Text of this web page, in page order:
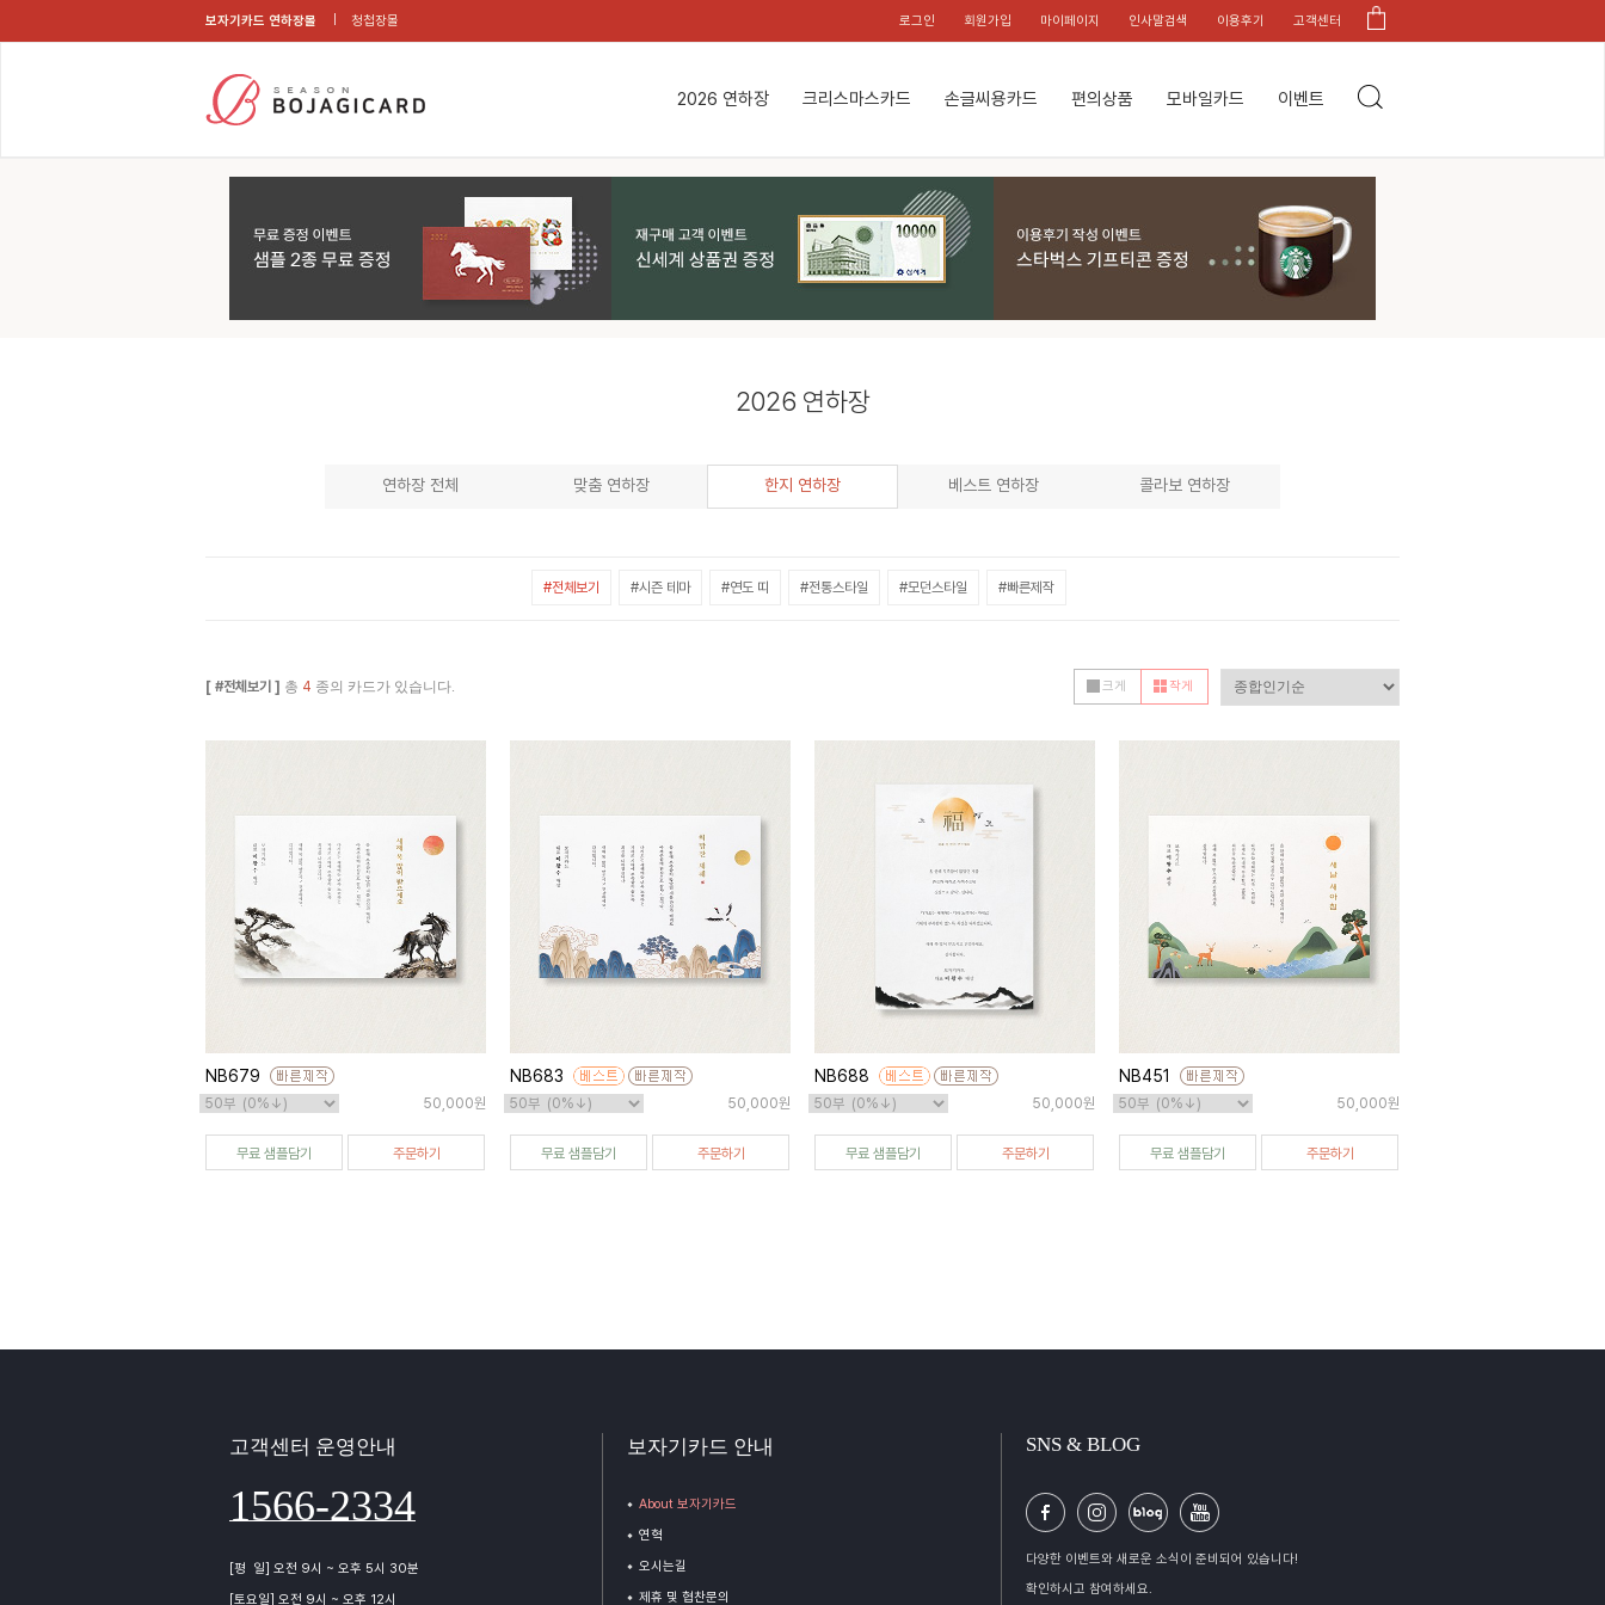
보자기카드 연하장몰 청첩장몰 로그인 회원가입 마이페이지 인사말검색 이용후기 고객센터
2026 연하장 크리스마스카드 손글씨용카드 편의상품 모바일카드 이벤트
2026 연하장
연하장 전체 맞춤 연하장 한지 연하장 베스트 연하장 콜라보 연하장
#전체보기 #시즌 테마 #연도 띠 #전통스타일 #모던스타일 #빠른제작
[ #전체보기 ] 총 4 종의 카드가 있습니다. 크게 작게
NB679
50,000원
무료 샘플담기 주문하기
NB683
50,000원
무료 샘플담기 주문하기
NB688
50,000원
무료 샘플담기 주문하기
NB451
50,000원
무료 샘플담기 주문하기
고객센터 운영안내
1566-2334
[평 일] 오전 9시 ~ 오후 5시 30분
[토요일] 오전 9시 ~ 오후 12시
보자기카드 안내
About 보자기카드
연혁
오시는길
제휴 및 협찬문의
SNS & BLOG
다양한 이벤트와 새로운 소식이 준비되어 있습니다!
확인하시고 참여하세요.